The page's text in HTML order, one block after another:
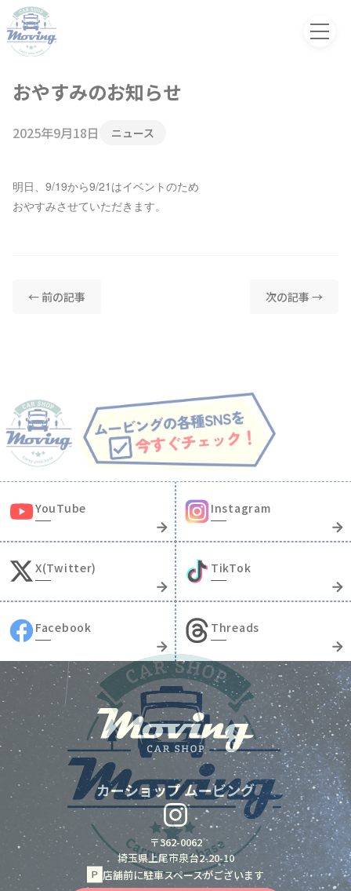
おやすみのお知らせ
2025年9月18日 ニュース
明日、9/19から9/21はイベントのため
おやすみさせていただきます。
← 前の記事 次の記事 →
YouTube Instagram
X(Twitter) TikTok
Facebook Threads
カーショップ ムービング
〒362-0062
埼玉県上尾市泉台2-20-10
店舗前に駐車スペースがございます